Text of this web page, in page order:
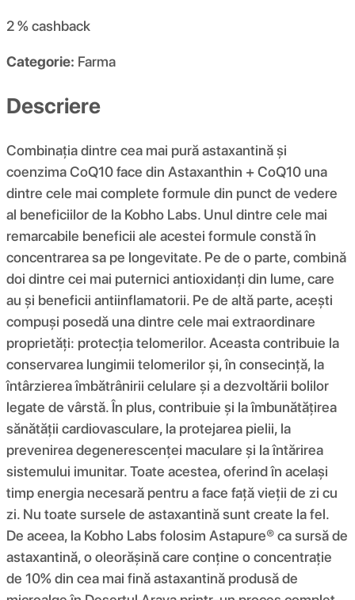
2 %cashback
Categorie: Farma
Descriere
Combinația dintre cea mai pură astaxantină și
coenzima CoQ10 face din Astaxanthin + CoQ10 una
dintre cele mai complete formule din punct de vedere
al beneficiilor de la Kobho Labs. Unul dintre cele mai
remarcabile beneficii ale acestei formule constă în
concentrarea sa pe longevitate. Pe de o parte, combină
doi dintre cei mai puternici antioxidanți din lume, care
au și beneficii antiinflamatorii. Pe de altă parte, acești
compuși posedă una dintre cele mai extraordinare
proprietăți: protecția telomerilor. Aceasta contribuie la
conservarea lungimii telomerilor și, în consecință, la
întârzierea îmbătrânirii celulare și a dezvoltării bolilor
legate de vârstă. În plus, contribuie și la îmbunătățirea
sănătății cardiovasculare, la protejarea pielii, la
prevenirea degenerescenței maculare și la întărirea
sistemului imunitar. Toate acestea, oferind în același
timp energia necesară pentru a face față vieții de zi cu
zi. Nu toate sursele de astaxantină sunt create la fel.
De aceea, la Kobho Labs folosim Astapure® ca sursă de
astaxantină, o oleorășină care conține o concentrație
de 10% din cea mai fină astaxantină produsă de